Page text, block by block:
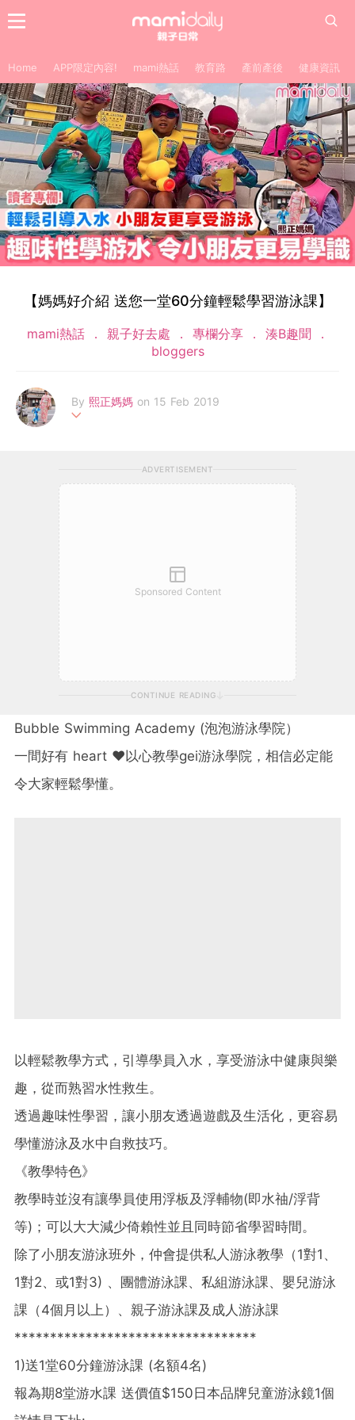
Home APP限定內容! mami熱話 教育路 產前產後 健康資訊
【媽媽好介紹 送您一堂60分鐘輕鬆學習游泳課】
mami熱話 親子好去處 專欄分享
湊B趣聞
bloggers
By 熙正媽媽 on 15 Feb 2019
ADVERTISEMENT
Sponsored Content
CONTINUE READING
Bubble Swimming Academy (泡泡游泳學院）
一間好有 heart ❤以心教學gei游泳學院，相信必定能
令大家輕鬆學懂。
以輕鬆教學方式，引導學員入水，享受游泳中健康與樂
趣，從而熟習水性救生。
透過趣味性學習，讓小朋友透過遊戲及生活化，更容易
學懂游泳及水中自救技巧。
《教學特色》
教學時並沒有讓學員使用浮板及浮輔物(即水䄂/浮背
等)；可以大大減少倚賴性並且同時節省學習時間。
除了小朋友游泳班外，仲會提供私人游泳教學（1對1、
1對2、或1對3) 、團體游泳課、私組游泳課、嬰兒游泳
課（4個月以上）、親子游泳課及成人游泳課
**********************************
1)送1堂60分鐘游泳課 (名額4名)
報為期8堂游水課 送價值$150日本品牌兒童游泳鏡1個